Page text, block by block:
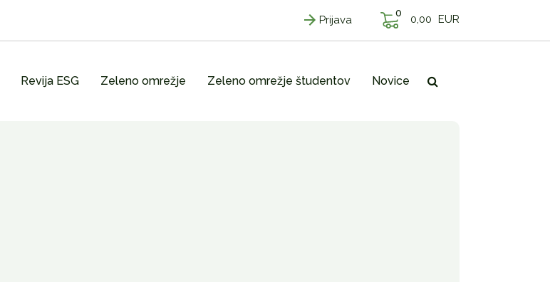
Prijava
0 0,00 EUR
Revija ESG Zeleno omrežje Zeleno omrežje študentov Novice